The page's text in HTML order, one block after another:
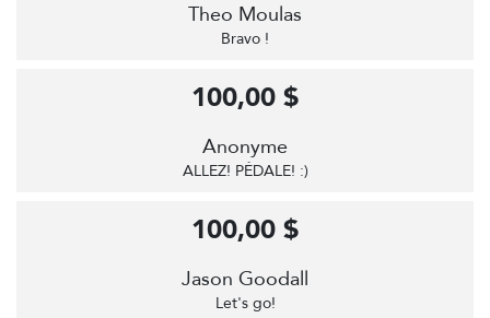
Theo Moulas
Bravo !
Anonyme
ALLEZ! PÉDALE! :)
100,00 $
Jason Goodall
Let's go!
100,00 $